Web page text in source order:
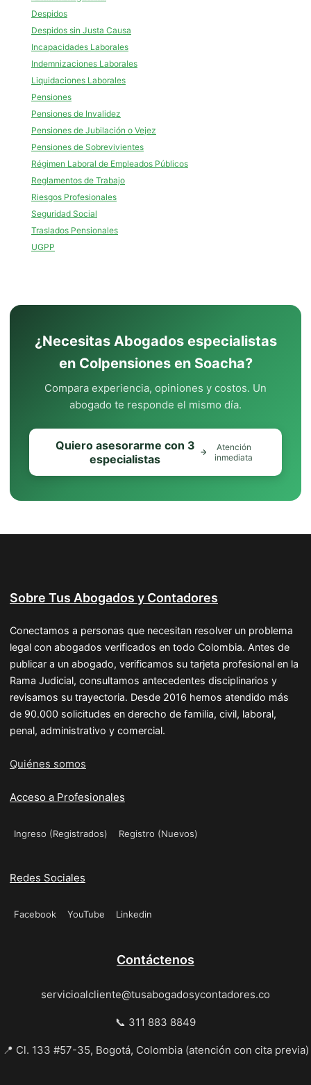
Despidos
Despidos sin Justa Causa
Incapacidades Laborales
Indemnizaciones Laborales
Liquidaciones Laborales
Pensiones
Pensiones de Invalidez
Pensiones de Jubilación o Vejez
Pensiones de Sobrevivientes
Régimen Laboral de Empleados Públicos
Reglamentos de Trabajo
Riesgos Profesionales
Seguridad Social
Traslados Pensionales
UGPP
¿Necesitas Abogados especialistas
en Colpensiones en Soacha?
Compara experiencia, opiniones y costos. Un
abogado te responde el mismo día.
Quiero asesorarme con 3
especialistas
Atención
inmediata
Sobre Tus Abogados y Contadores
Conectamos a personas que necesitan resolver un problema
legal con abogados verificados en todo Colombia. Antes de
publicar a un abogado, verificamos su tarjeta profesional en la
Rama Judicial, consultamos antecedentes disciplinarios y
revisamos su trayectoria. Desde 2016 hemos atendido más
de 90.000 solicitudes en derecho de familia, civil, laboral,
penal, administrativo y comercial.
Quiénes somos
Acceso a Profesionales
Ingreso (Registrados) Registro (Nuevos)
Redes Sociales
Facebook YouTube Linkedin
Contáctenos
servicioalcliente@tusabogadosycontadores.co
📞 311 883 8849
📍 Cl. 133 #57-35, Bogotá, Colombia (atención con cita previa)